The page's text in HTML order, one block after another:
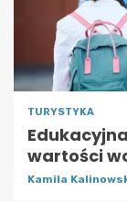
TURYSTYKA
wartości
Kamila